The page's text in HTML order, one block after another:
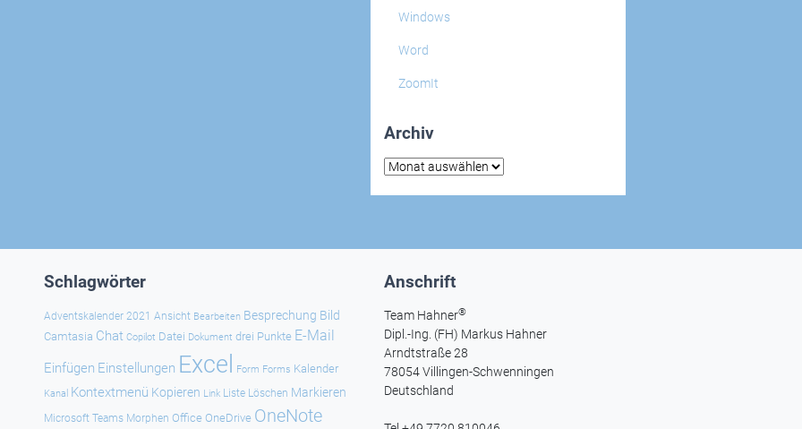
Windows
Word
ZoomIt
Archiv
Archiv
Schlagwörter
Adventskalender 2021 Ansicht Bearbeiten Besprechung Bild
Camtasia Chat Copilot Datei Dokument drei Punkte E-Mail
Einfügen Einstellungen Excel Form Forms Kalender
Kanal Kontextmenü Kopieren Link Liste Löschen Markieren
Microsoft Teams Morphen Office OneDrive OneNote
Anschrift
Team Hahner®
Dipl.-Ing. (FH) Markus Hahner
Arndtstraße 28
78054 Villingen-Schwenningen
Deutschland